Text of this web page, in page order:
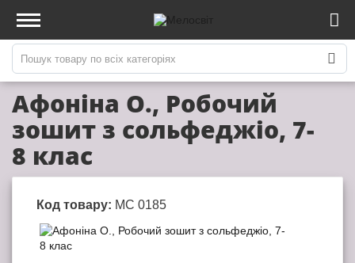
Афоніна О., Робочий
зошит з сольфеджіо, 7-
8 клас
Код товару: МС 0185